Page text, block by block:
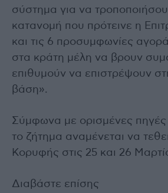
σύστημα για να
κατανομή που πρότεινε η
και τις 6 προσυμφωνίες
στα κράτη μέλη να βρουν
επιθυμούν να επιστρέψουν
βάση».
Σύμφωνα με ορισμένες
το ζήτημα αναμένεται να
Κορυφής στις 25 και 26
Διαβάστε επίσης